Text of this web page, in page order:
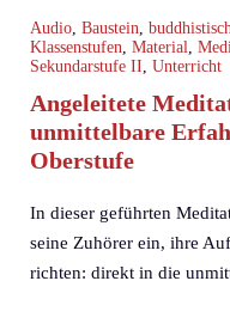
Audio, Baustein,
Klassenstufen, Material,
Sekundarstufe II, Unterricht
Angeleitete
unmittelbare
Oberstufe
In dieser geführten
seine Zuhörer ein, ihre
richten: direkt in die